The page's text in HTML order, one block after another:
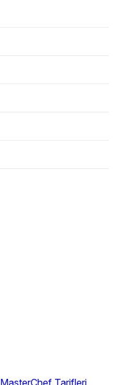
MasterChef Tarifleri